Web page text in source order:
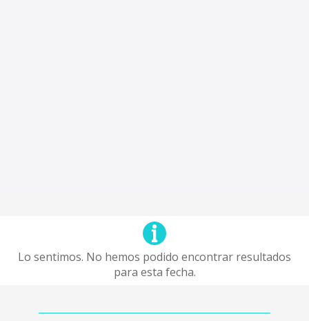
Lo sentimos. No hemos podido encontrar resultados
para esta fecha.